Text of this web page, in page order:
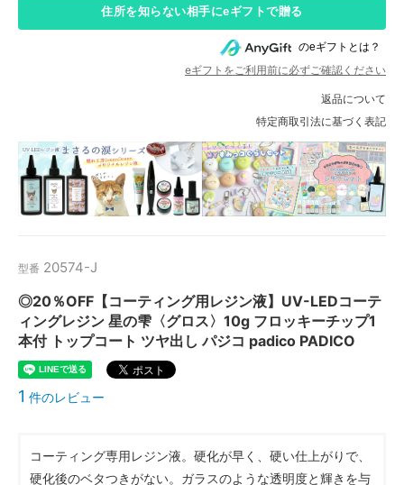
住所を知らない相手にeギフトで贈る
のeギフトとは？
eギフトをご利用前に必ずご確認ください
返品について
特定商取引法に基づく表記
型番 20574-J
◎20％OFF【コーティング用レジン液】UV-LEDコーテ
ィングレジン 星の雫〈グロス〉10g フロッキーチップ1
本付 トップコート ツヤ出し パジコ padico PADICO
1 件のレビュー
コーティング専用レジン液。硬化が早く、硬い仕上がりで、
硬化後のベタつきがない。ガラスのような透明度と輝きを与